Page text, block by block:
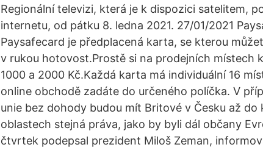
Regionální televizi, která je k dispozici satelitem,
internetu, od pátku 8. ledna 2021. 27/01/2021
Paysafecard je předplacená karta, se kterou
v rukou hotovost.Prostě si na prodejních místech
1000 a 2000 Kč.Každá karta má individuální 16
online obchodě zadáte do určeného políčka. V
unie bez dohody budou mít Britové v Česku až
oblastech stejná práva, jako by byli dál občany
čtvrtek podepsal prezident Miloš Zeman,